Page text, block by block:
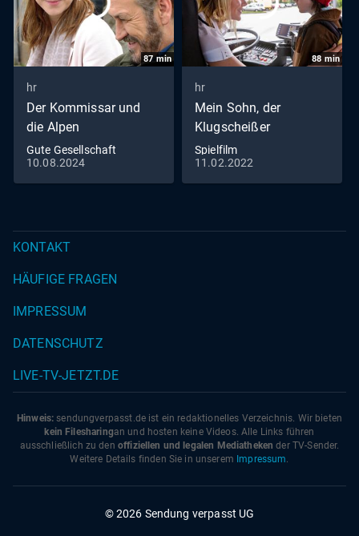
87min
hr
Der Kommissar und
die Alpen
Gute Gesellschaft
10.08.2024
88 min
hr
Mein Sohn, der
Klugscheißer
Spielfilm
11.02.2022
KONTAKT
HÄUFIGE FRAGEN
IMPRESSUM
DATENSCHUTZ
LIVE-TV-JETZT.DE
Hinweis: sendungverpasst.de ist ein redaktionelles Verzeichnis. Wir bieten
kein Filesharingan und hosten keine Videos. Alle Links führen
ausschließlich zu den offiziellen und legalen Mediatheken der TV-Sender.
Weitere Details finden Sie in unserem Impressum.
© 2026 Sendung verpasst UG